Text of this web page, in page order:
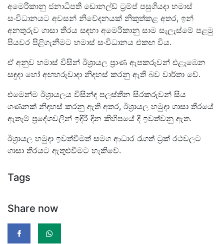
අමෙරිකානු ජනාධිපති ඩොනල්ඩ් ට්‍රම්ප් පසුගියදා හමාස්
සංවිධානයට අවසන් නිවේදනයක් නිකුත්කළ අතර, ඉන්
අනතුරුව ගාසා තීරය සඳහා අමෙරිකානු සාම සැලැස්මේ පළමු
පියවර පිළිගැනීමට හමාස් සංවිධානය එකඟ විය.
ඒ අනුව හමාස් විසින් ඊශ්‍රායල ප්‍රාණ ඇපකරුවන් එළැඹෙන
සඳුදා හෝ අඟහරුවාදා නිදහස් කරනු ඇති බව වාර්තා වේ.
එමෙන්ම ඊශ්‍රායලය විසින්ද පලස්තීන සිරකරුවන් සිය
ගණනක් නිදහස් කරනු ඇති අතර, ඊශ්‍රායල හමුදා ගාසා තීරයේ
ඇතැම් ප්‍රදේශවලින් ඉදිරි දින කිහිපයේ දී ඉවත්වනු ඇත.
ඊශ්‍රායල හමුදා ඉවත්වීමත් සමග ආධාර රැගත් ට්‍රක් රථවලට
ගාසා තීරයට ඇතුළුවීමට හැකිවේ.
Tags
Share now